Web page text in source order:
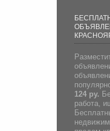
124 ру.
работа,